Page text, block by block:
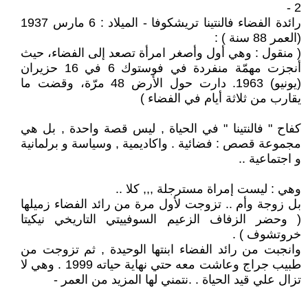
2 -
رائدة الفضاء فالنتينا تريشكوفا - الميلاد : 6 مارس 1937
(العمر 88 سنة ) :
( منقول : وهي أول وأصغر امرأة تصعد إلى الفضاء، حيث
أنجزت مهمّة منفردة في فوستوك 6 في 16 حزيران
(يونيو) 1963. دارت حول الأرض 48 مرّة، وقضت ما
يقارب من ثلاثة أيام في الفضاء )
كفاح " فالنتينا " في الحياة , ليس قصة واحدة , بل هي
مجموعة قصص : فضائية . واكاديمية , وسياسة و برلمانية
و اجتماعية ..
وهي : ليست إمراة مسترجلة ,,, كلا ..
بل زوجة وأم .. تزوجت لأول مرة من رائد الفضاء زميلها
( وحضر الزفاف الزعيم السوفييتي التاريخي نيكيتا
خروتشوف ) .
وانجبت من رائد الفضاء ابنتها الوحيدة , ثم تزوجت من
طبيب جراج وعاشت معه حتي نهاية حياته 1999 . وهي لا
تزال علي قيد الحياة . .نتمني لها المزيد من العمر -